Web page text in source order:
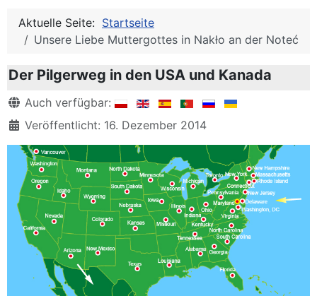
Aktuelle Seite: Startseite
Unsere Liebe Muttergottes in Nakło an der Noteć
Der Pilgerweg in den USA und Kanada
DetailsAuch verfügbar:
Veröffentlicht: 16. Dezember 2014